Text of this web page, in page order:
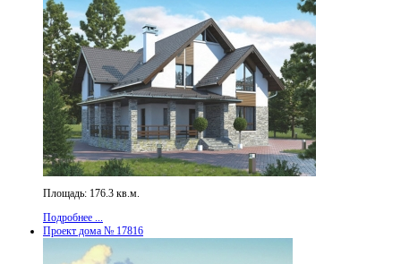
Площадь: 176.3 кв.м.
Подробнее ...
Проект дома № 17816